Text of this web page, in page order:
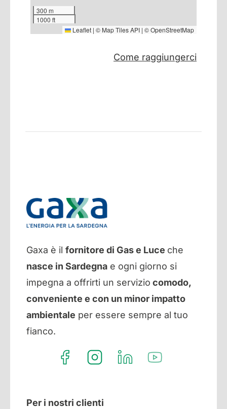
300 m
1000 ft
Leaflet | © Map Tiles API | ©OpenStreetMap
Come raggiungerci
Gaxa è il fornitore di Gas e Luce che
nasce in Sardegnae ogni giorno si
impegna a offrirti un servizio comodo,
conveniente e con un minor impatto
ambientale per essere sempre al tuo
fianco.
Per i nostri clienti